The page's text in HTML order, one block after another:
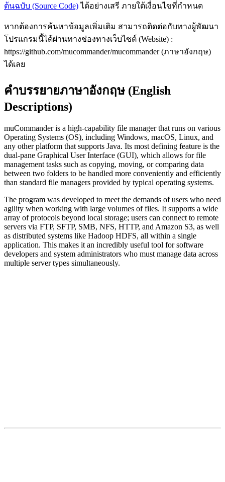
ต้นฉบับ (Source Code)ได้อย่างเสรี ภายใต้เงื่อนไขที่กำหนด
หากต้องการค้นหาข้อมูลเพิ่มเติม สามารถติดต่อกับทางผู้พัฒนา
โปรแกรมนี้ได้ผ่านทางช่องทางเว็บไซต์ (Website) :
https://github.com/mucommander/mucommander (ภาษาอังกฤษ)
ได้เลย
คำบรรยายภาษาอังกฤษ (English
Descriptions)
muCommander is a high-capability file manager that runs on various
Operating Systems (OS), including Windows, macOS, Linux, and
any other platform that supports Java. Its most defining feature is the
dual-pane Graphical User Interface (GUI), which allows for file
management tasks such as copying, moving, or comparing data
between two folders to be handled more conveniently and efficiently
than standard file managers provided by typical operating systems.
The program was developed to meet the demands of users who need
agility when working with large volumes of files. It supports a wide
array of protocols beyond local storage; users can connect to remote
servers via FTP, SFTP, SMB, NFS, HTTP, and Amazon S3, as well
as distributed systems like Hadoop HDFS, all within a single
application. This makes it an incredibly useful tool for software
developers and system administrators who must manage data across
multiple server types simultaneously.